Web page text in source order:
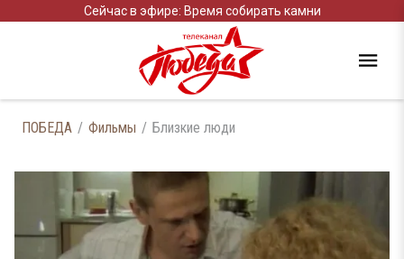
Сейчас в эфире: Время собирать камни
ПОБЕДА Фильмы Близкие люди